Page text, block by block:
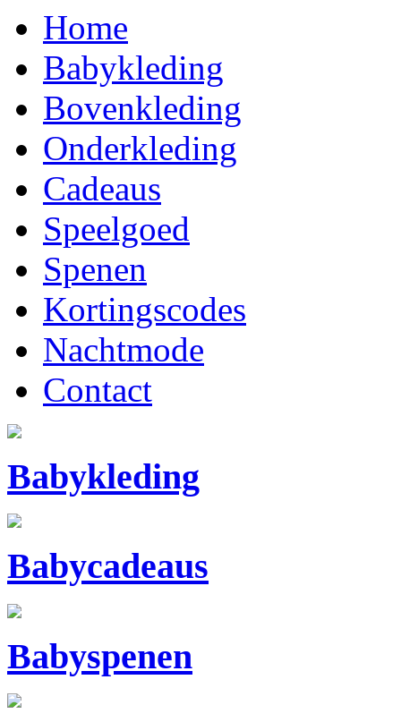
Home
Babykleding
Bovenkleding
Onderkleding
Cadeaus
Speelgoed
Spenen
Kortingscodes
Nachtmode
Contact
Babykleding
Babycadeaus
Babyspenen